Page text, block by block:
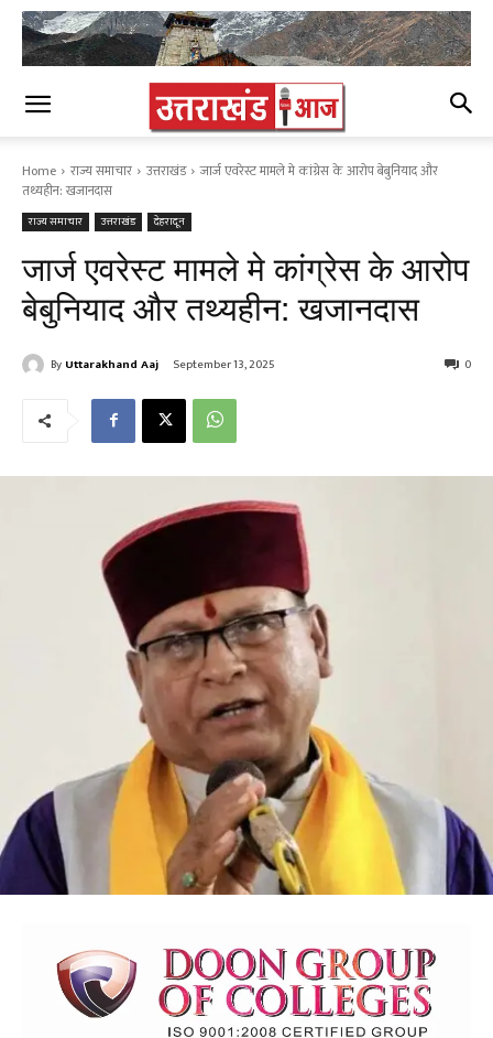
Home राज्य समाचार उत्तराखंड
जार्ज एवरेस्ट मामले मे कांग्रेस के आरोप बेबुनियाद और
तथ्यहीन: खजानदास
राज्य समाचार उत्तराखंड देहरादून
जार्ज एवरेस्ट मामले मे कांग्रेस के आरोप
बेबुनियाद और तथ्यहीन: खजानदास
By Uttarakhand Aaj September 13, 2025 0